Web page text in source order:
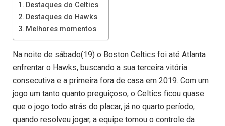
Destaques do Celtics
Destaques do Hawks
Melhores momentos
Na noite de sábado(19) o Boston Celtics foi até Atlanta
enfrentar o Hawks, buscando a sua terceira vitória
consecutiva e a primeira fora de casa em 2019. Com um
jogo um tanto quanto preguiçoso, o Celtics ficou quase
que o jogo todo atrás do placar, já no quarto período,
quando resolveu jogar, a equipe tomou o controle da